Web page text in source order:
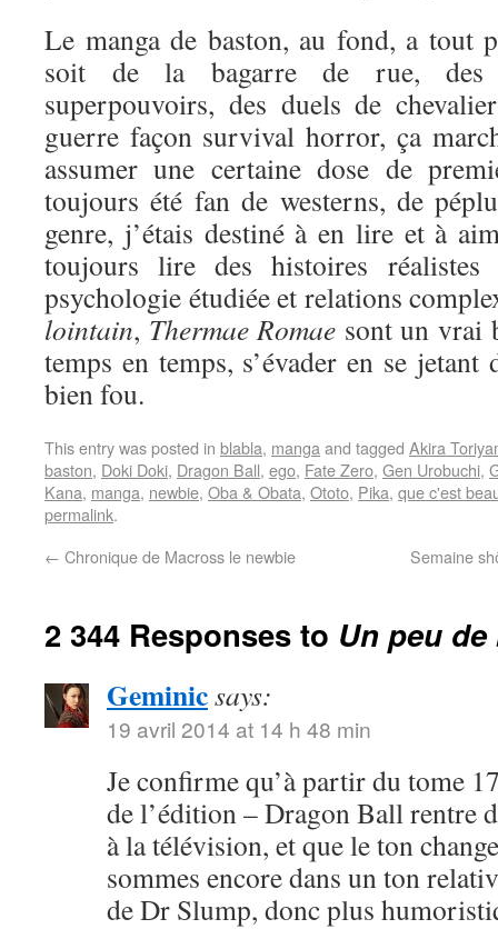
Le manga de baston, au fond, a tout
soit de la bagarre de rue, des
superpouvoirs, des duels de
guerre façon survival horror, ça
assumer une certaine dose de
toujours été fan de westerns, de
genre, j’étais destiné à en lire et à
toujours lire des histoires
psychologie étudiée et relations
lointain, Thermae Romae sont un vrai
temps en temps, s’évader en se jetant
bien fou.
This entry was posted in blabla, manga and tagged Akira
baston, Doki Doki, Dragon Ball, ego, Fate Zero, Gen Urobuchi,
Kana, manga, newbie, Oba & Obata, Ototo, Pika, que c'est
permalink.
← Chronique de Macross le newbie Semaine
2 344 Responses to Un peu
Geminicsays:
19 avril 2014 at 14 h 48 min
Je confirme qu’à partir du tome
de l’édition – Dragon Ball rentre
à la télévision, et que le ton
sommes encore dans un ton
de Dr Slump, donc plus